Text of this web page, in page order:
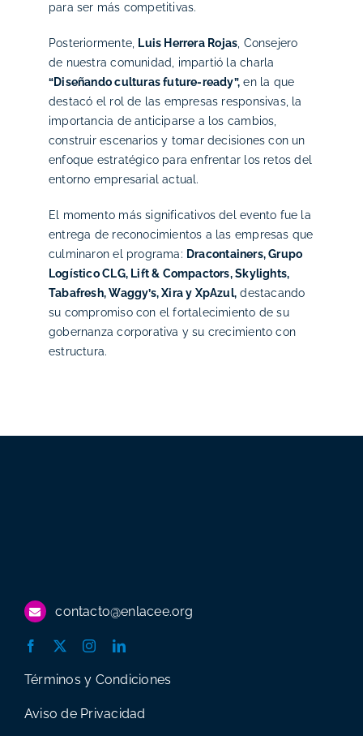
para ser más competitivas.
Posteriormente, Luis Herrera Rojas , Consejero
de nuestra comunidad, impartió la charla
“Diseñando culturas future-ready”, en la que
destacó el rol de las empresas responsivas, la
importancia de anticiparse a los cambios,
construir escenarios y tomar decisiones con un
enfoque estratégico para enfrentar los retos del
entorno empresarial actual.
El momento más significativos del evento fue la
entrega de reconocimientos a las empresas que
culminaron el programa: Dracontainers, Grupo
Logístico CLG, Lift & Compactors, Skylights,
Tabafresh, Waggy’s, Xira y XpAzul, destacando
su compromiso con el fortalecimiento de su
gobernanza corporativa y su crecimiento con
estructura.
contacto@enlacee.org
Términos y Condiciones
Aviso de Privacidad